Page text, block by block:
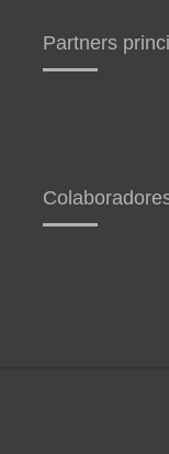
Partners